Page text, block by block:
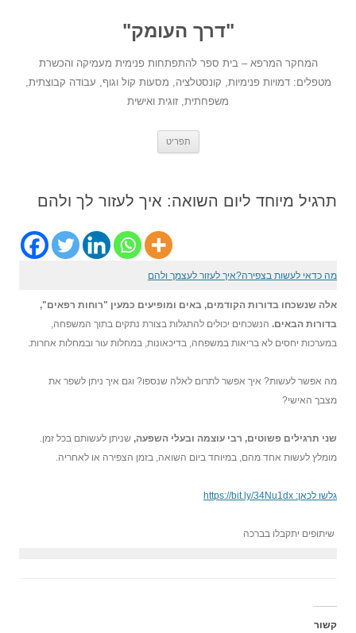
"דרך העומק"
המחקר המרפא – בית ספר להתפתחות פנימית מעמיקה והכשרת
מטפלים: דמויות פנימיות, קונסטלציה, מסעות קול וגוף, עבודה קבוצתית,
משפחתית, זוגית ואישית
תפריט
תרגיל מיוחד ליום השואה: איך לעזור לך ולהם
מה כדאי לעשות בצפירה?איך לעזור לעצמך ולהם
אלה שנשכחו בדורות הקודמים, באים ומופיעים כמעין "רוחות רפאים",
בדורות הבאים. הנשכחים יכולים להתגלות בצורת נתקים בתוך המשפחה,
במערכות יחסים לא בריאות במשפחה, בדיכאונות, במחלות עור ובמחלות אחרות.
מה אפשר לעשות? איך אפשר לתרום לאלה שנספו? וגם איך ניתן לשפר את
מצבך האישי?
שני תרגילים פשוטים, רבי עוצמה ובעלי השפעה, שניתן לעשותם בכל זמן.
מומלץ לעשות אחד מהם, במיוחד ביום השואה, בזמן הצפירה או לאחריה.
גלשו לכאן: https://bit.ly/34Nu1dx
שיתופים יתקבלו בברכה
קשור